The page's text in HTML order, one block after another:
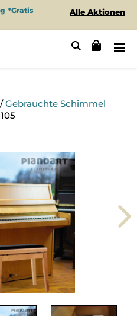
*Gratis
Alle Aktionen
/Gebrauchte Schimmel